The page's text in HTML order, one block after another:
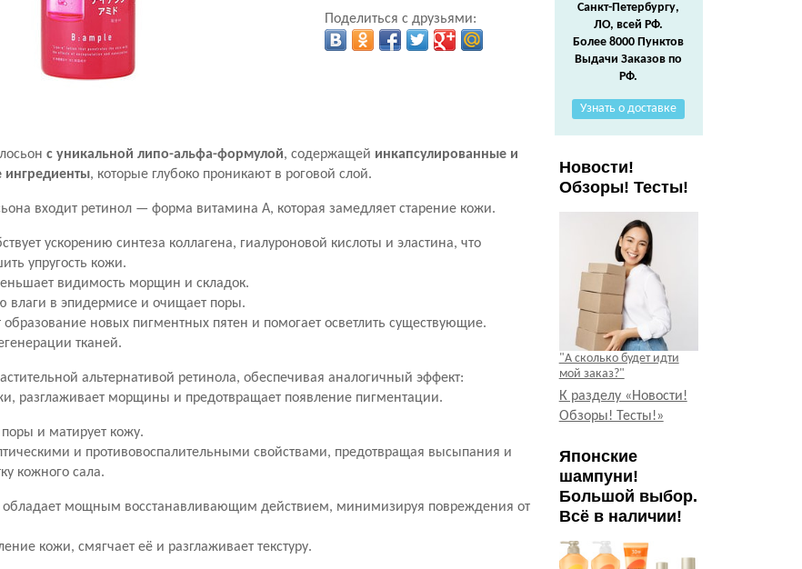
Поделиться с друзьями:
с уникальной липо-альфа-формулой, содержащей инкапсулированные и
ингредиенты, которые глубоко проникают в роговой слой.
входит ретинол — форма витамина А, которая замедляет старение кожи.
ускорению синтеза коллагена, гиалуроновой кислоты и эластина, что
упругость кожи.
видимость морщин и складок.
влаги в эпидермисе и очищает поры.
образование новых пигментных пятен и помогает осветлить существующие.
тканей.
альтернативой ретинола, обеспечивая аналогичный эффект:
разглаживает морщины и предотвращает появление пигментации.
и матирует кожу.
и противовоспалительными свойствами, предотвращая высыпания и
кожного сала.
обладает мощным восстанавливающим действием, минимизируя повреждения от
кожи, смягчает её и разглаживает текстуру.
Санкт-Петербургу,
ЛО, всей РФ.
Более 8000 Пунктов
Выдачи Заказов по
РФ.
Узнать о доставке
Новости!
Обзоры! Тесты!
"А сколько будет идти
мой заказ?"
К разделу «Новости!
Обзоры! Тесты!»
Японские
шампуни!
Большой выбор.
Всё в наличии!